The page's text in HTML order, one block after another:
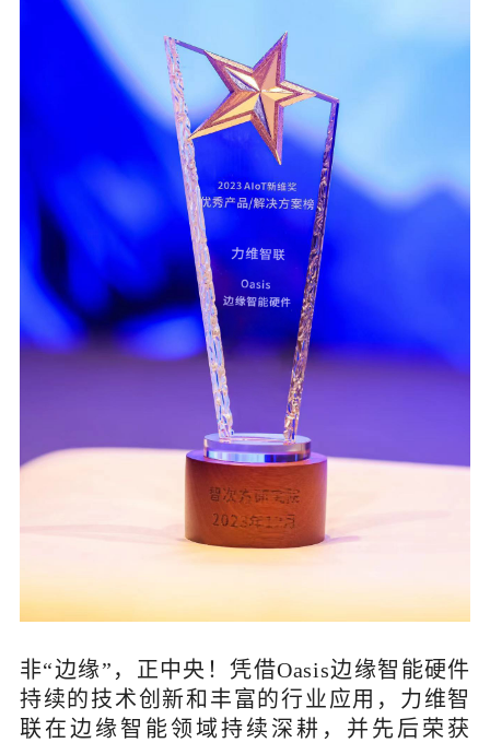
非“边缘”，正中央！凭借Oasis边缘智能硬件
持续的技术创新和丰富的行业应用，力维智
联在边缘智能领域持续深耕，并先后荣获